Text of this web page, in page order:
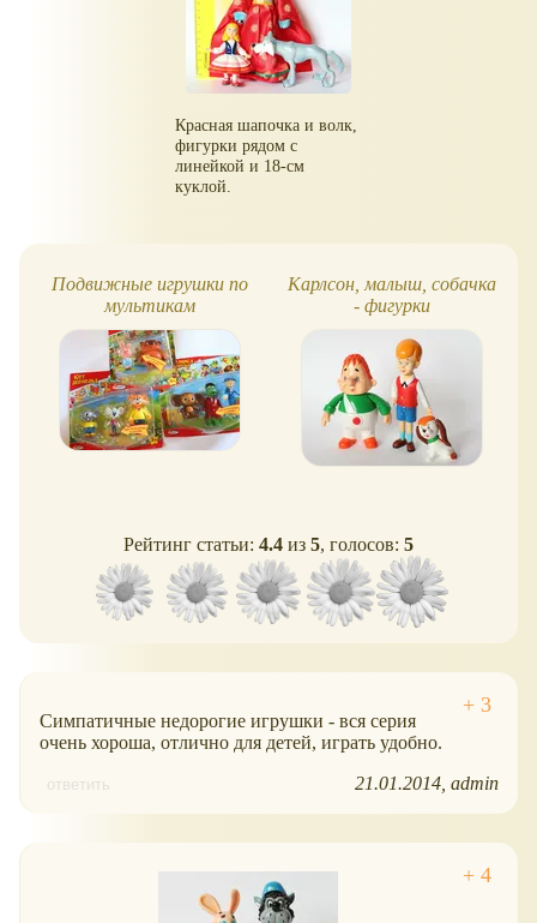
Красная шапочка и волк,
фигурки рядом с
линейкой и 18-см
куклой.
Подвижные игрушки по
мультикам
Союзмультфильм и
современным
мультфильмам
Карлсон, малыш, собачка
- фигурки
Рейтинг статьи: 4.4 из 5, голосов: 5
Симпатичные недорогие игрушки - вся серия
очень хороша, отлично для детей, играть удобно.
ответить 21.01.2014 admin